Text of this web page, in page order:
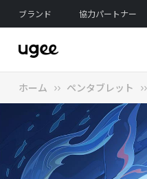
ブランド 協力パートナー
ペンタブレットを探索
液晶タブレットを探索
タブレット PC を探る
3Dプリンターを探求する
アクセサリーを探索
ホーム ペンタブレット